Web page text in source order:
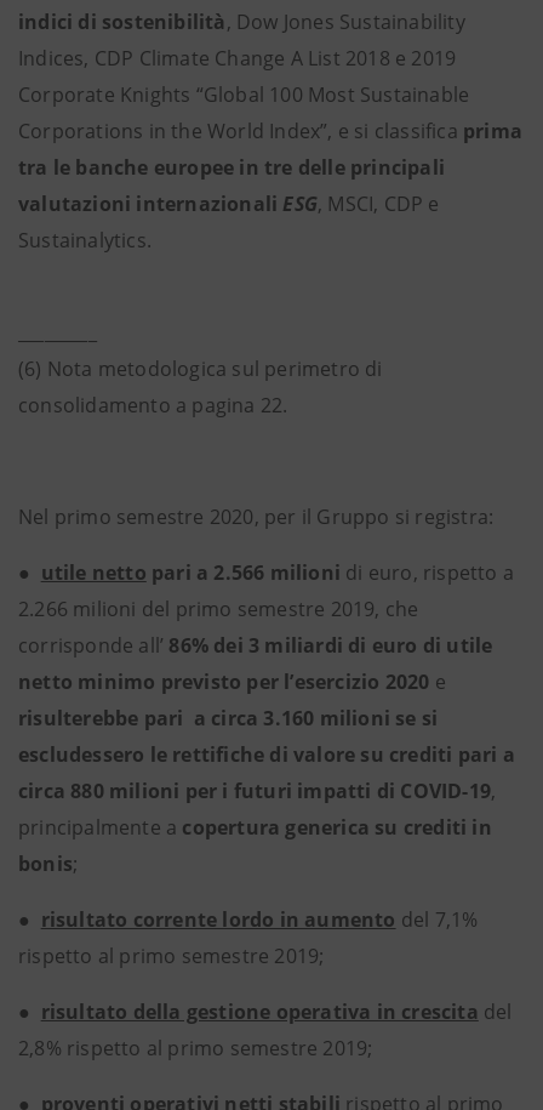
indici di sostenibilità, Dow Jones Sustainability
Indices, CDP Climate Change A List 2018 e 2019
Corporate Knights “Global 100 Most Sustainable
Corporations in the World Index”, e si classifica prima
tra le banche europee in tre delle principali
valutazioni internazionali ESG, MSCI, CDP e
Sustainalytics.
(6) Nota metodologica sul perimetro di
consolidamento a pagina 22.
Nel primo semestre 2020, per il Gruppo si registra:
● utile netto pari a 2.566 milioni di euro, rispetto a
2.266 milioni del primo semestre 2019, che
corrisponde all’ 86% dei 3 miliardi di euro di utile
netto minimo previsto per l’esercizio 2020 e
risulterebbe pari a circa 3.160 milioni se si
escludessero le rettifiche di valore su crediti pari a
circa 880 milioni per i futuri impatti di COVID-19,
principalmente a copertura generica su crediti in
bonis;
● risultato corrente lordo in aumento del 7,1%
rispetto al primo semestre 2019;
● risultato della gestione operativa in crescita del
2,8% rispetto al primo semestre 2019;
● proventi operativi netti stabili rispetto al primo